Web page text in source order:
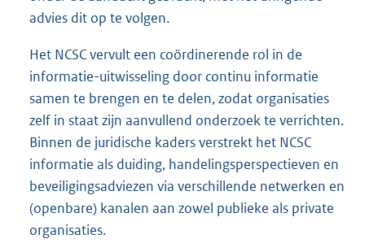
advies dit op te volgen.
Het NCSC vervult een coördinerende rol in de
informatie-uitwisseling door continu informatie
samen te brengen en te delen, zodat organisaties
zelf in staat zijn aanvullend onderzoek te verrichten.
Binnen de juridische kaders verstrekt het NCSC
informatie als duiding, handelingsperspectieven en
beveiligingsadviezen via verschillende netwerken en
(openbare) kanalen aan zowel publieke als private
organisaties.